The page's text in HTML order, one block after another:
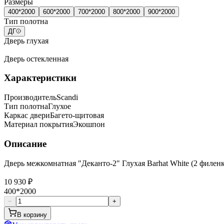
400*2000 600*2000 700*2000 800*2000 900*2000
Тип полотна
ДГ
Дверь глухая
Дверь остекленная
Характеристики
ПроизводительScandi
Тип полотнаГлухое
Каркас двериБагето-щитовая
Материал покрытияЭкошпон
Описание
Дверь межкомнатная "Деканто-2" Глухая Barhat White (2
10 930 ₽
400*2000
−
+
В корзину